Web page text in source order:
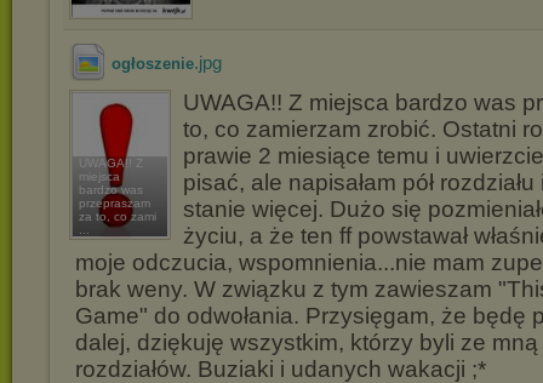
ogłoszenie.jpg
UWAGA!! Z
miejsca
bardzo was
przepraszam
za to, co zami
UWAGA!! Z miejsca bardzo was
to, co zamierzam zrobić. Ostatni
prawie 2 miesiące temu i
pisać, ale napisałam pół
stanie więcej. Dużo się
życiu, a że ten ff powstawał
moje odczucia, wspomnienia...nie mam
brak weny. W związku z tym zawieszam
Game" do odwołania. Przysięgam, że będę
dalej, dziękuję wszystkim, którzy byli ze
rozdziałów. Buziaki i udanych wakacji ;*